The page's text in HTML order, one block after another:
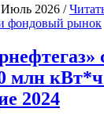
2026 /
фондовый рынок
млн кВт*ч
2024